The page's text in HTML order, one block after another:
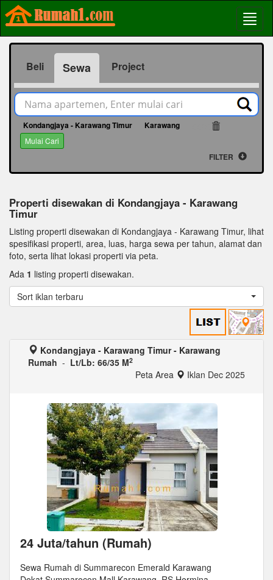
Beli Sewa Project
Kondangjaya - Karawang Timur Karawang
Mulai Cari
FILTER
Properti disewakan di Kondangjaya - Karawang
Timur
Listing properti disewakan di Kondangjaya - Karawang Timur, lihat
spesifikasi properti, area, luas, harga sewa per tahun, alamat dan
foto, serta lihat lokasi properti via peta.
Ada 1 listing properti disewakan.
Sort iklan terbaru
Kondangjaya - Karawang Timur - Karawang
Rumah - Lt/Lb: 66/35 M2
Peta Area Iklan Dec 2025
24 Juta/tahun (Rumah)
Sewa Rumah di Summarecon Emerald Karawang